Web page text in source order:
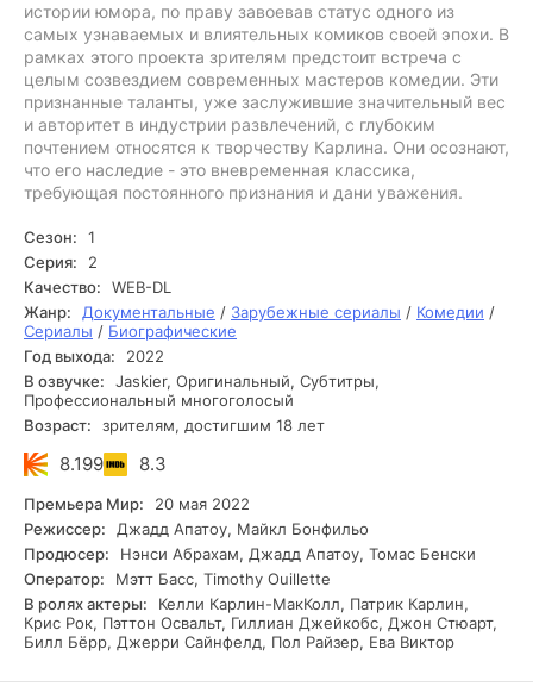
истории юмора, по праву завоевав статус одного из
самых узнаваемых и влиятельных комиков своей эпохи. В
рамках этого проекта зрителям предстоит встреча с
целым созвездием современных мастеров комедии. Эти
признанные таланты, уже заслужившие значительный вес
и авторитет в индустрии развлечений, с глубоким
почтением относятся к творчеству Карлина. Они осознают,
что его наследие - это вневременная классика,
требующая постоянного признания и дани уважения.
Сезон:
1
Серия:
2
Качество:
WEB-DL
Жанр:
Документальные / Зарубежные сериалы / Комедии /
Сериалы / Биографические
Год выхода:
2022
В озвучке:
Jaskier, Оригинальный, Субтитры,
Профессиональный многоголосый
Возраст:
зрителям, достигшим 18 лет
8.199 8.3
Премьера Мир:
20 мая 2022
Режиссер:
Джадд Апатоу, Майкл Бонфильо
Продюсер:
Нэнси Абрахам, Джадд Апатоу, Томас Бенски
Оператор:
Мэтт Басс, Timothy Ouillette
В ролях актеры:
Келли Карлин-МакКолл, Патрик Карлин,
Крис Рок, Пэттон Освальт, Гиллиан Джейкобс, Джон Стюарт,
Билл Бёрр, Джерри Сайнфелд, Пол Райзер, Ева Виктор